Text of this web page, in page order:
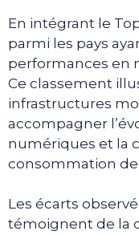
En intégrant le
parmi les pays
performances en
Ce classement
infrastructures
accompagner
numériques et la
consommation
Les écarts
témoignent de la